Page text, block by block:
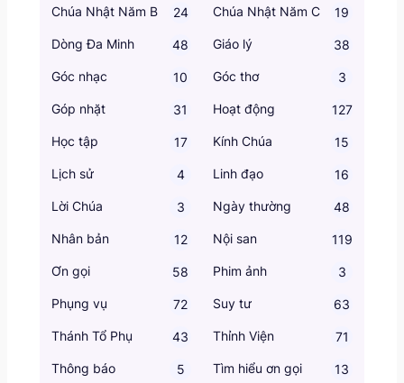
Chúa Nhật Năm B 24 Chúa Nhật Năm C 19
Dòng Đa Minh 48 Giáo lý 38
Góc nhạc 10 Góc thơ 3
Góp nhặt 31 Hoạt động 127
Học tập 17 Kính Chúa 15
Lịch sử 4 Linh đạo 16
Lời Chúa 3 Ngày thường 48
Nhân bản 12 Nội san 119
Ơn gọi 58 Phim ảnh 3
Phụng vụ 72 Suy tư 63
Thánh Tổ Phụ 43 Thỉnh Viện 71
Thông báo 5 Tìm hiểu ơn gọi 13